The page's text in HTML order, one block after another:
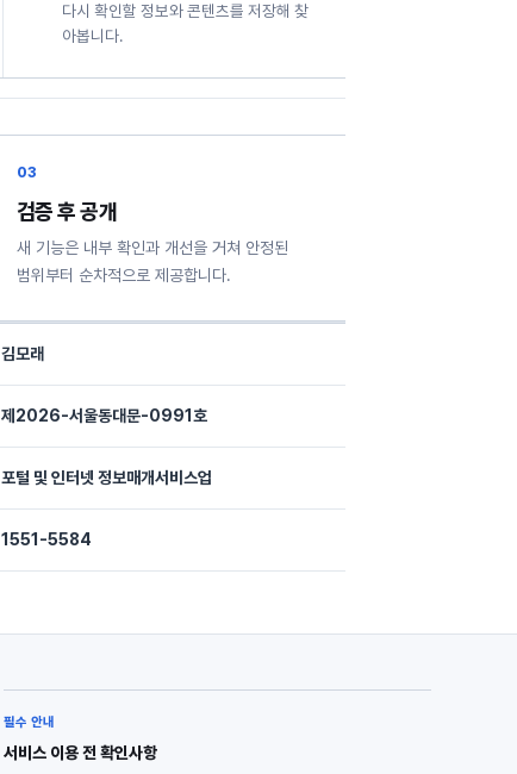
다시 확인할 정보와 콘텐츠를 저장해 찾
아봅니다.
03
검증 후 공개
새 기능은 내부 확인과 개선을 거쳐 안정된
범위부터 순차적으로 제공합니다.
김모래
제2026-서울동대문-0991호
포털 및 인터넷 정보매개서비스업
1551-5584
필수 안내
서비스 이용 전 확인사항